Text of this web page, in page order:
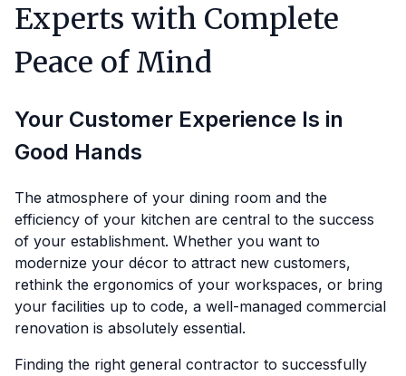
Experts with Complete
Peace of Mind
Your Customer Experience Is in
Good Hands
The atmosphere of your dining room and the
efficiency of your kitchen are central to the success
of your establishment. Whether you want to
modernize your décor to attract new customers,
rethink the ergonomics of your workspaces, or bring
your facilities up to code, a well-managed commercial
renovation is absolutely essential.
Finding the right general contractor to successfully